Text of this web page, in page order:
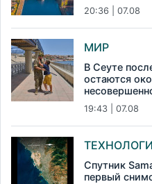
20:36 | 07.08
МИР
В Сеуте
остаются
19:43 | 07.08
Спутник
первый